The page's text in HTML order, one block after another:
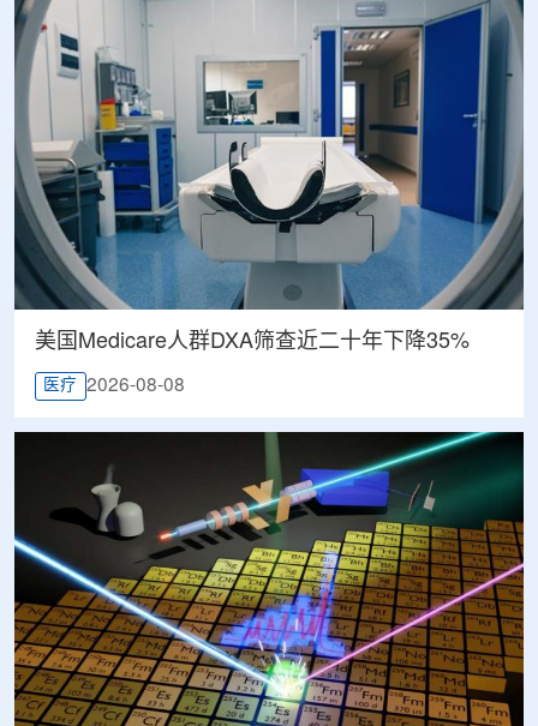
美国Medicare人群DXA筛查近二十年下降35%
医疗 2026-08-08